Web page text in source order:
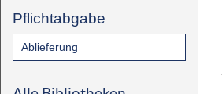
Pflichtabgabe
Ablieferung